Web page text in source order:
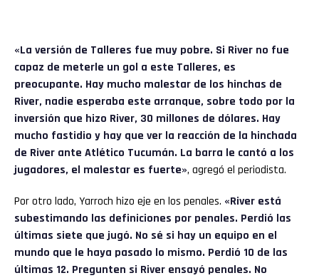
«La versión de Talleres fue muy pobre. Si River no fue
capaz de meterle un gol a este Talleres, es
preocupante. Hay mucho malestar de los hinchas de
River, nadie esperaba este arranque, sobre todo por la
inversión que hizo River, 30 millones de dólares. Hay
mucho fastidio y hay que ver la reacción de la hinchada
de River ante Atlético Tucumán. La barra le cantó a los
jugadores, el malestar es fuerte», agregó el periodista.
Por otro lado, Yarroch hizo eje en los penales. «River está
subestimando las definiciones por penales. Perdió las
últimas siete que jugó. No sé si hay un equipo en el
mundo que le haya pasado lo mismo. Perdió 10 de las
últimas 12. Pregunten si River ensayó penales. No